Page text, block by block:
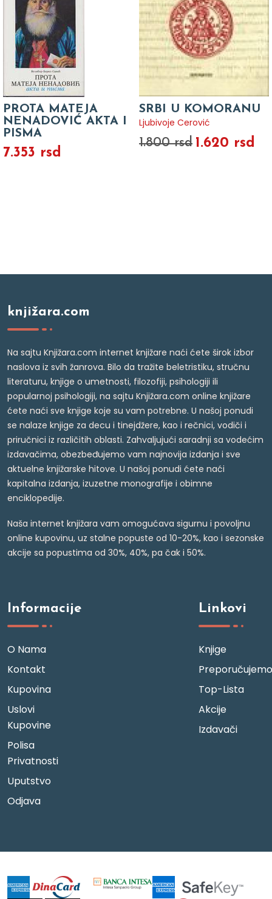
PROTA MATEJA
NENADOVIĆ AKTA I
PISMA
7.353 rsd
SRBI U KOMORANU
Ljubivoje Cerović
1.800 rsd 1.620 rsd
knjižara.com
Na sajtu Knjižara.com internet knjižare naći ćete širok izbor
naslova iz svih žanrova. Bilo da tražite beletristiku, stručnu
literaturu, knjige o umetnosti, filozofiji, psihologiji ili
popularnoj psihologiji, na sajtu Knjižara.com online knjižare
ćete naći sve knjige koje su vam potrebne. U našoj ponudi
se nalaze knjige za decu i tinejdžere, kao i rečnici, vodiči i
priručnici iz različitih oblasti. Zahvaljujući saradnji sa vodećim
izdavačima, obezbeđujemo vam najnovija izdanja i sve
aktuelne knjižarske hitove. U našoj ponudi ćete naći
kapitalna izdanja, izuzetne monografije i obimne
enciklopedije.
Naša internet knjižara vam omogućava sigurnu i povoljnu
online kupovinu, uz stalne popuste od 10-20%, kao i sezonske
akcije sa popustima od 30%, 40%, pa čak i 50%.
Informacije
O Nama
Kontakt
Kupovina
Uslovi
Kupovine
Polisa
Privatnosti
Uputstvo
Odjava
Linkovi
Knjige
Preporučujemo
Top-Lista
Akcije
Izdavači